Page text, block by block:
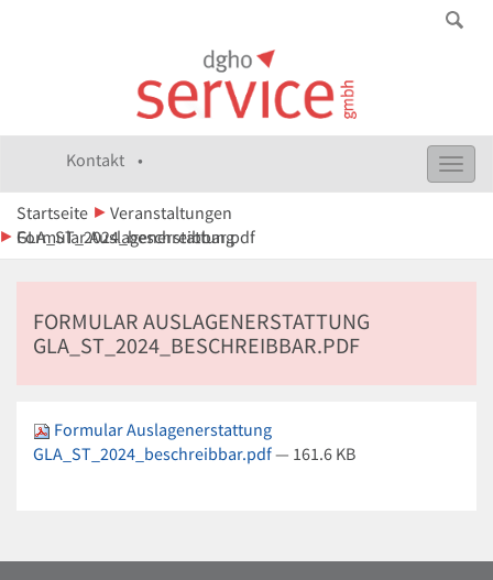
Kontakt •
Startseite
Veranstaltungen
Formular Auslagenerstattung GLA_ST_2024_beschreibbar.pdf
FORMULAR AUSLAGENERSTATTUNG
GLA_ST_2024_BESCHREIBBAR.PDF
Formular Auslagenerstattung
GLA_ST_2024_beschreibbar.pdf— 161.6 KB